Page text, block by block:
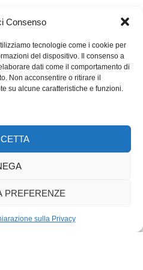
Consenso
tecnologie come i cookie per
del dispositivo. Il consenso a
dati come il comportamento di
Non acconsentire o ritirare il
su alcune caratteristiche e funzioni.
PREFERENZE
sulla Privacy
trionfale delle donne verso
aperte le scommesse. In
Nel calcio, il Lugano
mezzi, dei fragili risultati e di un
a campionato in corso,
rappresenta il 5% di quello dei